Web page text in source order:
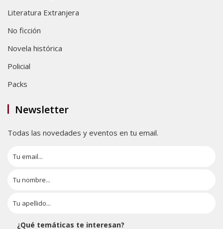
Literatura Extranjera
No ficción
Novela histórica
Policial
Packs
Newsletter
Todas las novedades y eventos en tu email.
¿Qué temáticas te interesan?